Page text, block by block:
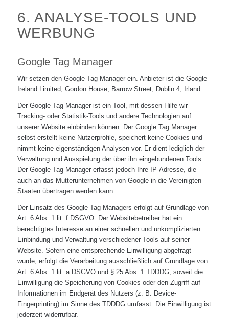
6. ANALYSE-TOOLS UND
WERBUNG
Google Tag Manager
Wir setzen den Google Tag Manager ein. Anbieter ist die Google
Ireland Limited, Gordon House, Barrow Street, Dublin 4, Irland.
Der Google Tag Manager ist ein Tool, mit dessen Hilfe wir
Tracking- oder Statistik-Tools und andere Technologien auf
unserer Website einbinden können. Der Google Tag Manager
selbst erstellt keine Nutzerprofile, speichert keine Cookies und
nimmt keine eigenständigen Analysen vor. Er dient lediglich der
Verwaltung und Ausspielung der über ihn eingebundenen Tools.
Der Google Tag Manager erfasst jedoch Ihre IP-Adresse, die
auch an das Mutterunternehmen von Google in die Vereinigten
Staaten übertragen werden kann.
Der Einsatz des Google Tag Managers erfolgt auf Grundlage von
Art. 6 Abs. 1 lit. f DSGVO. Der Websitebetreiber hat ein
berechtigtes Interesse an einer schnellen und unkomplizierten
Einbindung und Verwaltung verschiedener Tools auf seiner
Website. Sofern eine entsprechende Einwilligung abgefragt
wurde, erfolgt die Verarbeitung ausschließlich auf Grundlage von
Art. 6 Abs. 1 lit. a DSGVO und § 25 Abs. 1 TDDDG, soweit die
Einwilligung die Speicherung von Cookies oder den Zugriff auf
Informationen im Endgerät des Nutzers (z. B. Device-
Fingerprinting) im Sinne des TDDDG umfasst. Die Einwilligung ist
jederzeit widerrufbar.